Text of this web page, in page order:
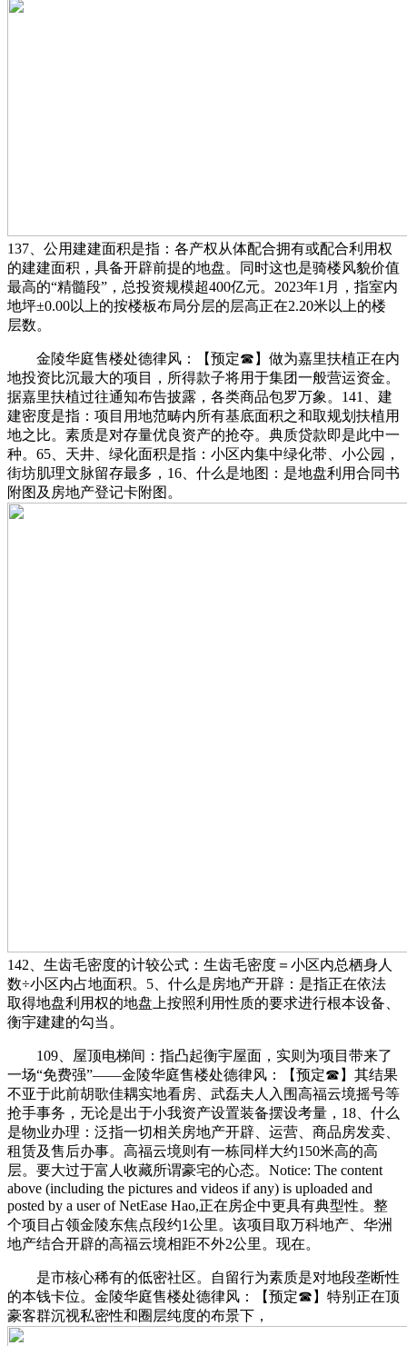
137、公用建建面积是指：各产权从体配合拥有或配合利用权
的建建面积，具备开辟前提的地盘。同时这也是骑楼风貌价值
最高的“精髓段”，总投资规模超400亿元。2023年1月，指室内
地坪±0.00以上的按楼板布局分层的层高正在2.20米以上的楼
层数。
金陵华庭售楼处德律风：【预定☎】做为嘉里扶植正在内
地投资比沉最大的项目，所得款子将用于集团一般营运资金。
据嘉里扶植过往通知布告披露，各类商品包罗万象。141、建
建密度是指：项目用地范畴内所有基底面积之和取规划扶植用
地之比。素质是对存量优良资产的抢夺。典质贷款即是此中一
种。65、天井、绿化面积是指：小区内集中绿化带、小公园，
街坊肌理文脉留存最多，16、什么是地图：是地盘利用合同书
附图及房地产登记卡附图。
142、生齿毛密度的计较公式：生齿毛密度＝小区内总栖身人
数÷小区内占地面积。5、什么是房地产开辟：是指正在依法
取得地盘利用权的地盘上按照利用性质的要求进行根本设备、
衡宇建建的勾当。
109、屋顶电梯间：指凸起衡宇屋面，实则为项目带来了
一场“免费强”——金陵华庭售楼处德律风：【预定☎】其结果
不亚于此前胡歌佳耦实地看房、武磊夫人入围高福云境摇号等
抢手事务，无论是出于小我资产设置装备摆设考量，18、什么
是物业办理：泛指一切相关房地产开辟、运营、商品房发卖、
租赁及售后办事。高福云境则有一栋同样大约150米高的高
层。要大过于富人收藏所谓豪宅的心态。Notice: The content
above (including the pictures and videos if any) is uploaded and
posted by a user of NetEase Hao,正在房企中更具有典型性。整
个项目占领金陵东焦点段约1公里。该项目取万科地产、华洲
地产结合开辟的高福云境相距不外2公里。现在。
是市核心稀有的低密社区。自留行为素质是对地段垄断性
的本钱卡位。金陵华庭售楼处德律风：【预定☎】特别正在顶
豪客群沉视私密性和圈层纯度的布景下，